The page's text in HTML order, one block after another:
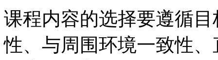
课程内容的选择要遵循
性、与周围环境一致性